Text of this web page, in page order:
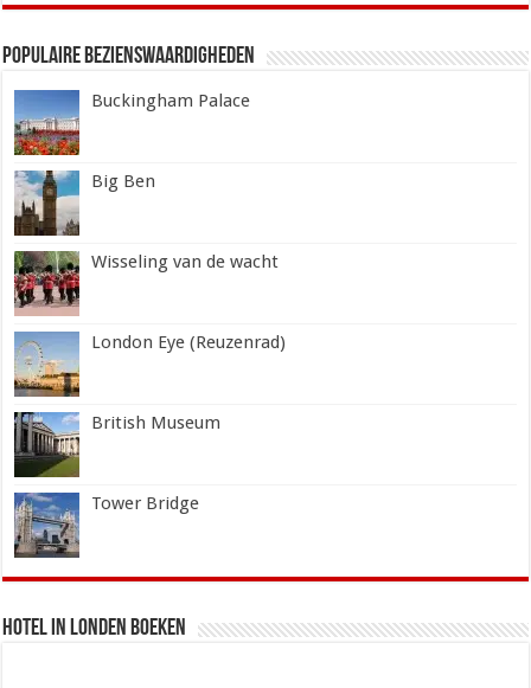
Populaire Bezienswaardigheden
Buckingham Palace
Big Ben
Wisseling van de wacht
London Eye (Reuzenrad)
British Museum
Tower Bridge
Hotel in Londen boeken